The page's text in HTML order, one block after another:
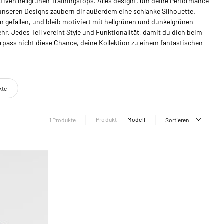
Designs zaubern dir außerdem eine schlanke Silhouette.
gefallen, und bleib motiviert mit hellgrünen und dunkelgrünen
Jedes Teil vereint Style und Funktionalität, damit du dich beim
nicht diese Chance, deine Kollektion zu einem fantastischen
1 Produkte Produkt Modell Sortieren